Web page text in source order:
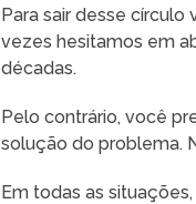
Para sair desse círculo
vezes hesitamos em
décadas.
Pelo contrário, você
solução do problema.
Em todas as